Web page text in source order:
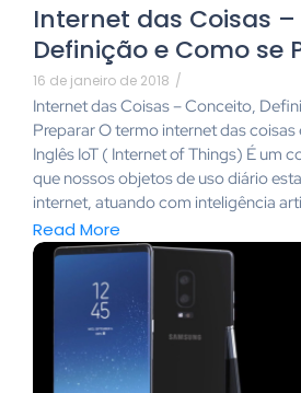
Internet das Coisas
Definição e Como se
16 de janeiro de 2018 /
Internet das Coisas – Conceito,
Preparar O termo internet das
Inglês IoT ( Internet of Things) É um
que nossos objetos de uso diário
internet, atuando com inteligência
Read More